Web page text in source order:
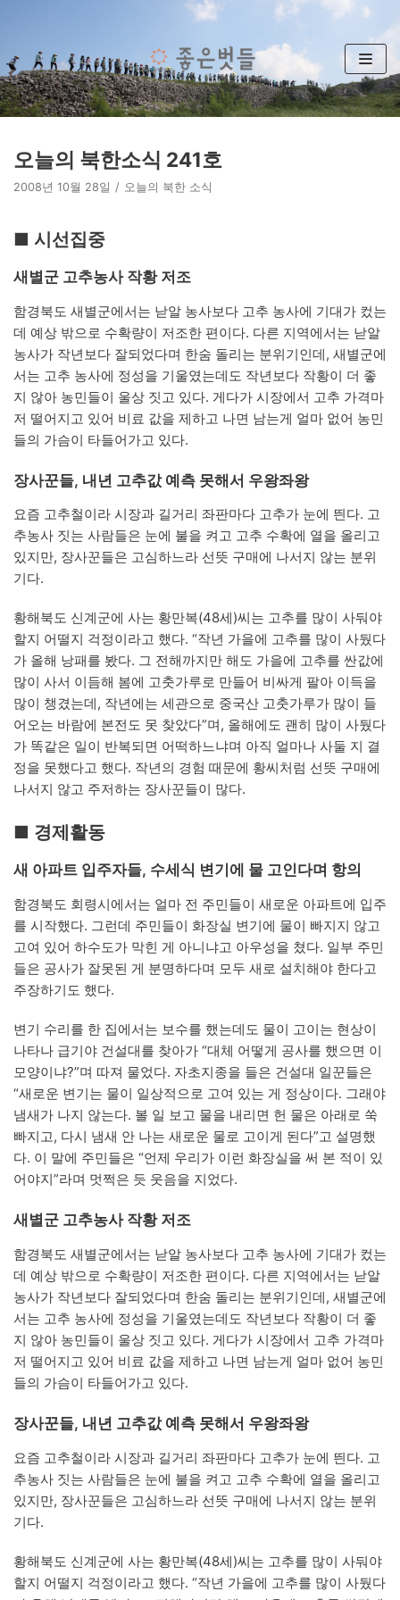
츠
로
건
뛰
기
오늘의 북한소식 241호
2008년 10월 28일 오늘의 북한 소식
■ 시선집중
새별군 고추농사 작황 저조
함경북도 새별군에서는 낟알 농사보다 고추 농사에 기대가 컸는
데 예상 밖으로 수확량이 저조한 편이다. 다른 지역에서는 낟알
농사가 작년보다 잘되었다며 한숨 돌리는 분위기인데, 새별군에
서는 고추 농사에 정성을 기울였는데도 작년보다 작황이 더 좋
지 않아 농민들이 울상 짓고 있다. 게다가 시장에서 고추 가격마
저 떨어지고 있어 비료 값을 제하고 나면 남는게 얼마 없어 농민
들의 가슴이 타들어가고 있다.
장사꾼들, 내년 고추값 예측 못해서 우왕좌왕
요즘 고추철이라 시장과 길거리 좌판마다 고추가 눈에 띈다. 고
추농사 짓는 사람들은 눈에 불을 켜고 고추 수확에 열을 올리고
있지만, 장사꾼들은 고심하느라 선뜻 구매에 나서지 않는 분위
기다.
황해북도 신계군에 사는 황만복(48세)씨는 고추를 많이 사둬야
할지 어떨지 걱정이라고 했다. “작년 가을에 고추를 많이 사뒀다
가 올해 낭패를 봤다. 그 전해까지만 해도 가을에 고추를 싼값에
많이 사서 이듬해 봄에 고춧가루로 만들어 비싸게 팔아 이득을
많이 챙겼는데, 작년에는 세관으로 중국산 고춧가루가 많이 들
어오는 바람에 본전도 못 찾았다”며, 올해에도 괜히 많이 사뒀다
가 똑같은 일이 반복되면 어떡하느냐며 아직 얼마나 사둘 지 결
정을 못했다고 했다. 작년의 경험 때문에 황씨처럼 선뜻 구매에
나서지 않고 주저하는 장사꾼들이 많다.
■ 경제활동
새 아파트 입주자들, 수세식 변기에 물 고인다며 항의
함경북도 회령시에서는 얼마 전 주민들이 새로운 아파트에 입주
를 시작했다. 그런데 주민들이 화장실 변기에 물이 빠지지 않고
고여 있어 하수도가 막힌 게 아니냐고 아우성을 쳤다. 일부 주민
들은 공사가 잘못된 게 분명하다며 모두 새로 설치해야 한다고
주장하기도 했다.
변기 수리를 한 집에서는 보수를 했는데도 물이 고이는 현상이
나타나 급기야 건설대를 찾아가 “대체 어떻게 공사를 했으면 이
모양이냐?”며 따져 물었다. 자초지종을 들은 건설대 일꾼들은
“새로운 변기는 물이 일상적으로 고여 있는 게 정상이다. 그래야
냄새가 나지 않는다. 볼 일 보고 물을 내리면 헌 물은 아래로 쑥
빠지고, 다시 냄새 안 나는 새로운 물로 고이게 된다”고 설명했
다. 이 말에 주민들은 “언제 우리가 이런 화장실을 써 본 적이 있
어야지”라며 멋쩍은 듯 웃음을 지었다.
새별군 고추농사 작황 저조
함경북도 새별군에서는 낟알 농사보다 고추 농사에 기대가 컸는
데 예상 밖으로 수확량이 저조한 편이다. 다른 지역에서는 낟알
농사가 작년보다 잘되었다며 한숨 돌리는 분위기인데, 새별군에
서는 고추 농사에 정성을 기울였는데도 작년보다 작황이 더 좋
지 않아 농민들이 울상 짓고 있다. 게다가 시장에서 고추 가격마
저 떨어지고 있어 비료 값을 제하고 나면 남는게 얼마 없어 농민
들의 가슴이 타들어가고 있다.
장사꾼들, 내년 고추값 예측 못해서 우왕좌왕
요즘 고추철이라 시장과 길거리 좌판마다 고추가 눈에 띈다. 고
추농사 짓는 사람들은 눈에 불을 켜고 고추 수확에 열을 올리고
있지만, 장사꾼들은 고심하느라 선뜻 구매에 나서지 않는 분위
기다.
황해북도 신계군에 사는 황만복(48세)씨는 고추를 많이 사둬야
할지 어떨지 걱정이라고 했다. “작년 가을에 고추를 많이 사뒀다